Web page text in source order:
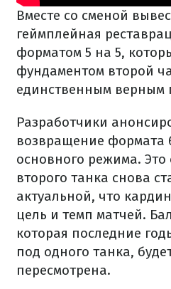
Вместе со сменой
геймплейная
форматом 5 на 5,
фундаментом второй
единственным верным
Разработчики
возвращение формата
основного режима. Это
второго танка снова
актуальной, что
цель и темп матчей.
которая последние
под одного танка,
пересмотрена.